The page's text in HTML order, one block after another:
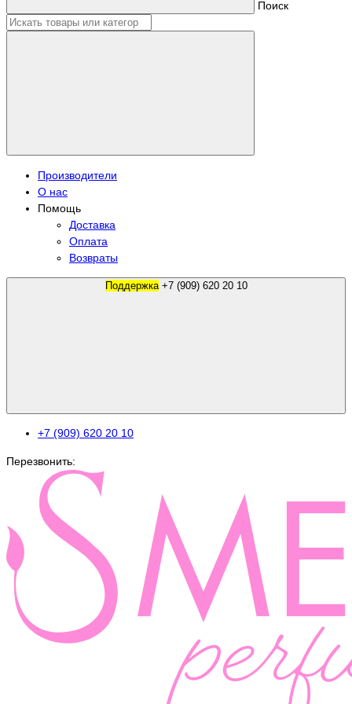
Поиск
Производители
О нас
Помощь
Доставка
Оплата
Возвраты
Поддержка +7 (909) 620 20 10
+7 (909) 620 20 10
Перезвонить: